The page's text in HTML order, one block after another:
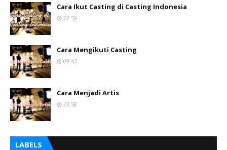
Cara Ikut Casting di Casting Indonesia
22.59
Cara Mengikuti Casting
09.47
Cara Menjadi Artis
23.58
LABELS